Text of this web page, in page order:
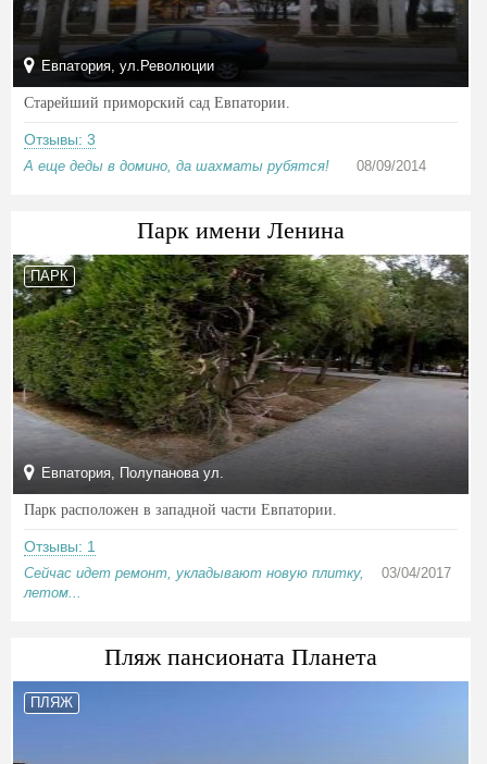
Евпатория, ул.Революции
Старейший приморский сад Евпатории.
Отзывы: 3
А еще деды в домино, да шахматы рубятся! 08/09/2014
Парк имени Ленина
ПАРК
Евпатория, Полупанова ул.
Парк расположен в западной части Евпатории.
Отзывы: 1
Сейчас идет ремонт, укладывают новую плитку,
летом...
03/04/2017
Пляж пансионата Планета
ПЛЯЖ